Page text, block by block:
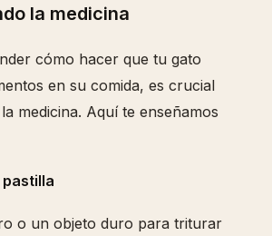
la medicina
cómo hacer que tu gato
en su comida, es crucial
medicina. Aquí te enseñamos
pastilla
o un objeto duro para triturar